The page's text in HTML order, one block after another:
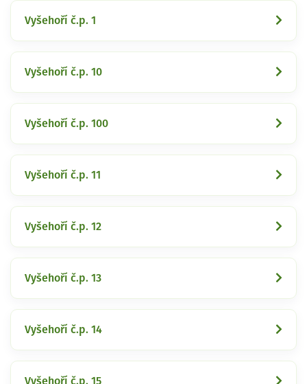
Vyšehoří č.p. 1
Vyšehoří č.p. 10
Vyšehoří č.p. 100
Vyšehoří č.p. 11
Vyšehoří č.p. 12
Vyšehoří č.p. 13
Vyšehoří č.p. 14
Vyšehoří č.p. 15